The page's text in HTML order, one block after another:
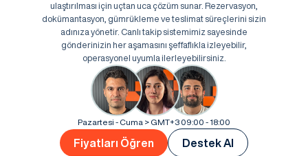
ulaştırılması için uçtan uca çözüm sunar. Rezervasyon,
dokümantasyon, gümrükleme ve teslimat süreçlerini sizin
adınıza yönetir. Canlı takip sistemimiz sayesinde
gönderinizin her aşamasını şeffaflıkla izleyebilir,
operasyonel uyumla ilerleyebilirsiniz.
Pazartesi - Cuma > GMT+3 09:00 - 18:00
Fiyatları Öğren Destek Al